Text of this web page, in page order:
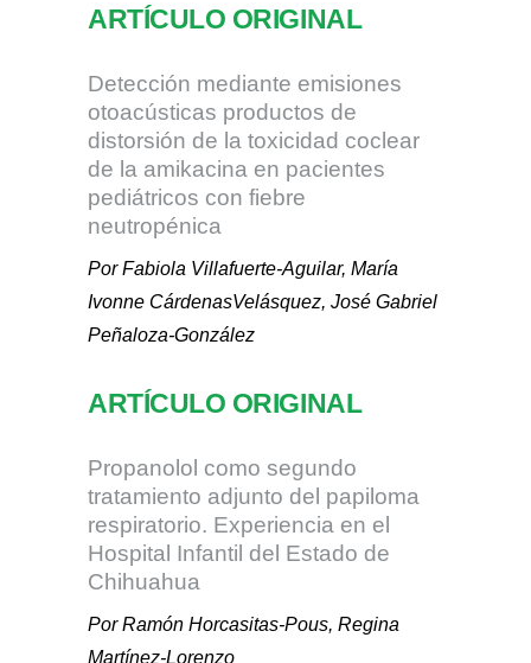
ARTÍCULO ORIGINAL
Detección mediante emisiones
otoacústicas productos de
distorsión de la toxicidad coclear
de la amikacina en pacientes
pediátricos con fiebre
neutropénica
Por Fabiola Villafuerte-Aguilar, María
Ivonne CárdenasVelásquez, José Gabriel
Peñaloza-González
ARTÍCULO ORIGINAL
Propanolol como segundo
tratamiento adjunto del papiloma
respiratorio. Experiencia en el
Hospital Infantil del Estado de
Chihuahua
Por Ramón Horcasitas-Pous, Regina
Martínez-Lorenzo